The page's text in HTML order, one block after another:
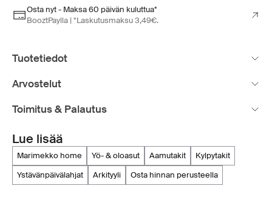
Osta nyt - Maksa 60 päivän kuluttua*
BooztPaylla | *Laskutusmaksu 3,49€.
Tuotetiedot
Arvostelut
Toimitus & Palautus
Lue lisää
marimekko home yö- & oloasut aamutakit
kylpytakit
ystävänpäivälahjat
arkityyli osta hinnan perusteella